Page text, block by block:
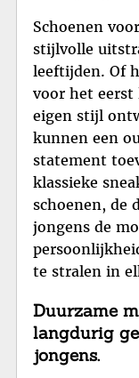
Schoenen
stijlvolle
leeftijden. Of
voor het eerst
eigen stijl
kunnen een
statement
klassieke
schoenen, de
jongens de
te stralen in
Duurzame
langdurig
jongens.